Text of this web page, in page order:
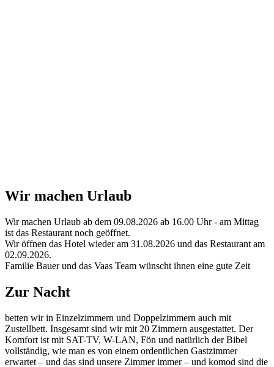
Wir machen Urlaub
Wir machen Urlaub ab dem 09.08.2026 ab 16.00 Uhr - am Mittag
ist das Restaurant noch geöffnet.
Wir öffnen das Hotel wieder am 31.08.2026 und das Restaurant am
02.09.2026.
Familie Bauer und das Vaas Team wünscht ihnen eine gute Zeit
Zur Nacht
betten wir in Einzelzimmern und Doppelzimmern auch mit
Zustellbett. Insgesamt sind wir mit 20 Zimmern ausgestattet. Der
Komfort ist mit SAT-TV, W-LAN, Fön und natürlich der Bibel
vollständig, wie man es von einem ordentlichen Gastzimmer
erwartet – und das sind unsere Zimmer immer – und komod sind die